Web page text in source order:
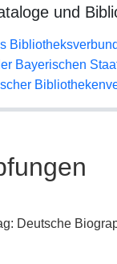
und
Bayerischen
Deutsche